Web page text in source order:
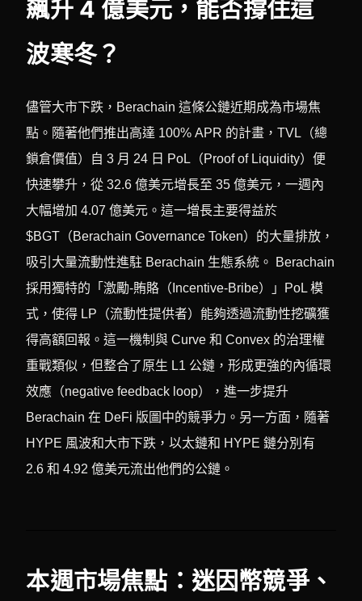
飆升 4 億美元，能否撐住這
波寒冬？
儘管大市下跌，Berachain 這條公鏈近期成為市場焦
點。隨著他們推出高達 100% APR 的計畫，TVL（總
鎖倉價值）自 3 月 24 日 PoL（Proof of Liquidity）便
快速攀升，從 32.6 億美元增長至 35 億美元，一週內
大幅增加 4.07 億美元。這一增長主要得益於
$BGT（Berachain Governance Token）的大量排放，
吸引大量流動性進駐 Berachain 生態系統。 Berachain
採用獨特的「激勵-賄賂（Incentive-Bribe）」PoL 模
式，使得 LP（流動性提供者）能夠透過流動性挖礦獲
得高額回報。這一機制與 Curve 和 Convex 的治理權
重戰類似，但整合了原生 L1 公鏈，形成更強的內循環
效應（negative feedback loop），進一步提升
Berachain 在 DeFi 版圖中的競爭力。另一方面，隨著
HYPE 風波和大市下跌，以太鏈和 HYPE 鏈分別有
2.6 和 4.92 億美元流出他們的公鏈。
本週市場焦點：迷因幣競爭、